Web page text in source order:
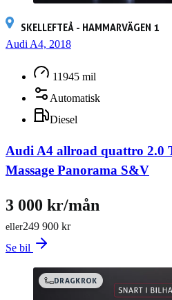
SKELLEFTEÅ - HAMMARVÄGEN 1
Audi A4, 2018
11945 mil
Automatisk
Diesel
Audi A4 allroad quattro 2.0
Massage Panorama S&V
249 900 kr
eller
3 000 kr/mån
Se bil
DRAGKROK